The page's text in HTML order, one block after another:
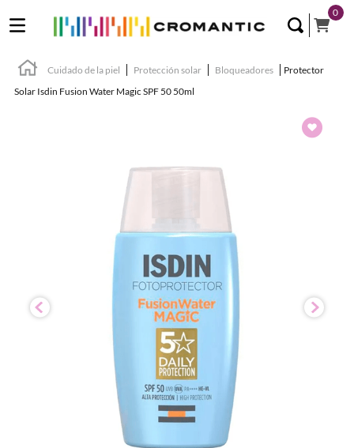
0
Cuidado de la piel Protección solar Bloqueadores
Protector
Solar Isdin Fusion Water Magic SPF 50 50ml